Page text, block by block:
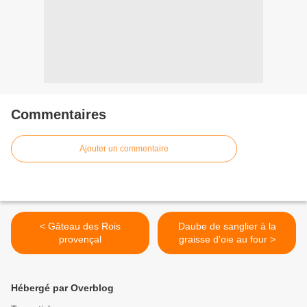
Commentaires
Ajouter un commentaire
< Gâteau des Rois
provençal
Daube de sanglier à la
graisse d'oie au four >
Hébergé par Overblog